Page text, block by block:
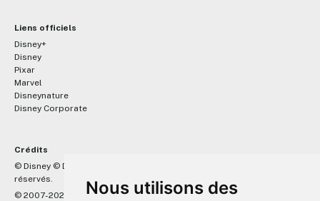
Nous utilisons des
Liens officiels
Disney+
Disney
Pixar
Marvel
Disneynature
Disney Corporate
Crédits
© Disney © Disney/Pixar © &
réservés.
© 2007-2026 DisneyPixar.fr